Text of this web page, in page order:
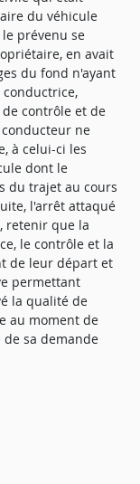
du véhicule
prévenu se
en avait
du fond n'ayant
conductrice,
contrôle et de
ne
à celui-ci les
dont le
du trajet au cours
l'arrêt attaqué
retenir que la
le contrôle et la
de leur départ et
permettant
la qualité de
au moment de
sa demande